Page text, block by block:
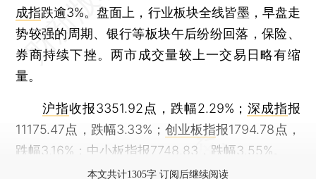
成指跌逾3%。盘面上，行业板块全线皆墨，早盘走
势较强的周期、银行等板块午后纷纷回落，保险、
券商持续下挫。两市成交量较上一交易日略有缩
量。
沪指收报3351.92点，跌幅2.29%； 深成指报
11175.47点，跌幅3.33%； 创业板指报1794.78点，
跌幅3.16%； 中小板指报7748.83，跌幅3.55%。
本文共计1305字 订阅后继续阅读